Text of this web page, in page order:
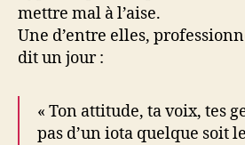
mettre mal à l’aise.
Une d’entre elles,
dit un jour :
« Ton attitude, ta voix, tes
pas d’un iota quelque soit